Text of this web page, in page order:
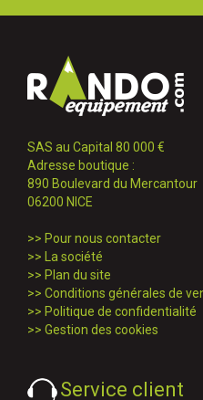
SAS au Capital 80 000 €
Adresse boutique :
890 Boulevard du Mercantour
06200 NICE
>> Pour nous contacter
>>
La société
>> Plan du site
>> Conditions générales de
>> Politique de confidentialité
>> Gestion des cookies
Service client